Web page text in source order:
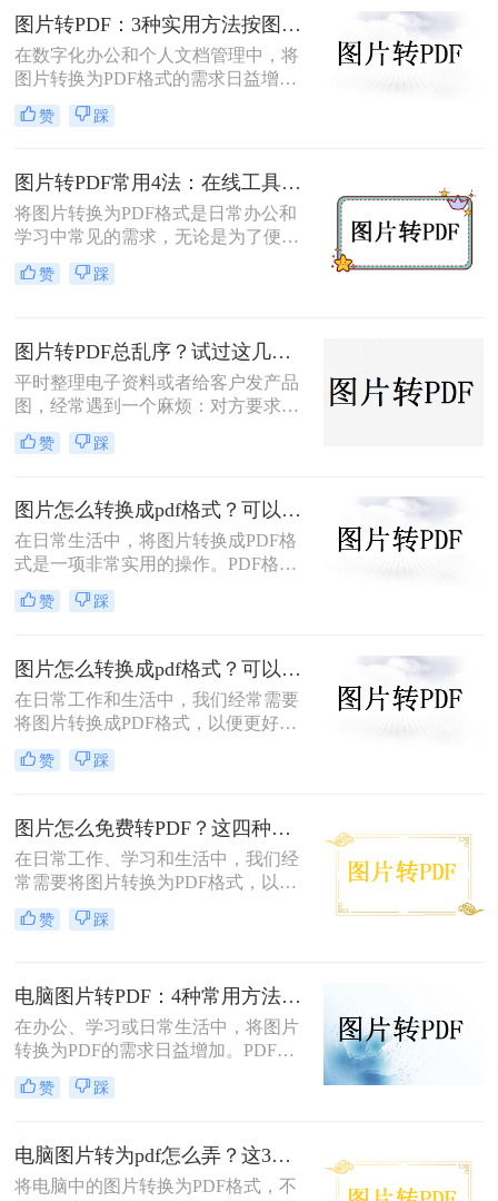
片转PDF的方法。
图片转PDF：3种实用方法按图片格式（JPG/PNG/BMP）选！
在数字化办公和个人文档管理中，将
图片转换为PDF格式的需求日益增
长。PDF（Portable Document
Format）因其跨平台兼容性、不易变
享。那么如何把图片转换成PDF呢？
本文将介绍几种实用的方法来帮助您
完成图片到PDF的转换。
赞 踩
图片转PDF常用4法：在线工具、桌面软件、手机APP和打印导出的适用边界！
将图片转换为PDF格式是日常办公和
学习中常见的需求，无论是为了便于
分享、存储还是打印。那么图片转为
pdf怎么弄呢？本文将介绍几种常用的
赞 踩
图片转PDF总乱序？试过这几个方法后顺手多了
平时整理电子资料或者给客户发产品
图，经常遇到一个麻烦：对方要求把
一堆零散的图片打包成一个完整的
PDF文件。如果一张张发过去，不仅
混。很多朋友一搜“图片转pdf怎么
弄”，出来一堆复杂的教程，其实只
要找对工具，这事儿非常简单。本文
就按大家最常用的场景（在线免安
装、批量处理、手机自带功能）整理
了几个亲测好用的办法，帮你轻松搞
赞 踩
图片怎么转换成pdf格式？可以尝试这三种方法！
在日常生活中，将图片转换成PDF格
式是一项非常实用的操作。PDF格式
因其跨平台兼容性、格式固定性和易
于分享打印等特点，被广泛应用于各
怎么转换成pdf格式呢？本文将介绍三
种将图片转换成PDF格式的方法。
赞 踩
图片怎么转换成pdf格式？可以试试这4个转换方法！
在日常工作和生活中，我们经常需要
将图片转换成PDF格式，以便更好地
分享、保存或打印。那么图片怎么转
换成pdf格式呢？本文将介绍四种将图
赞 踩
图片怎么免费转PDF？这四种方法轻松搞定！
在日常工作、学习和生活中，我们经
常需要将图片转换为PDF格式，以便
于分享、打印或存档。PDF文件因其
跨平台兼容性、保持格式不变以及安
片转换为PDF，无需花费任何费用即
可轻松完成转换。那么图片怎么免费
转PDF呢？本文将为您详细介绍几种
赞 踩
电脑图片转PDF：4种常用方法按Windows和Mac系统分别推荐！
在办公、学习或日常生活中，将图片
转换为PDF的需求日益增加。PDF格
式因其跨平台兼容性、可编辑性和安
全性，成为文档分享和存储的首选。
作系统自带工具、专业软件及在线服
务，帮助您高效完成图片到PDF的转
换。
赞 踩
电脑图片转为pdf怎么弄？这3种方法值得尝试！
将电脑中的图片转换为PDF格式，不